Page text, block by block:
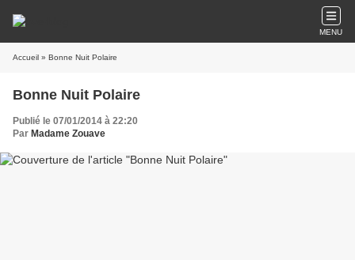
MENU
Accueil » Bonne Nuit Polaire
Bonne Nuit Polaire
Publié le 07/01/2014 à 22:20
Par Madame Zouave